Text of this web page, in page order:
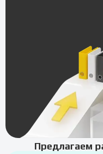
Предлагаем